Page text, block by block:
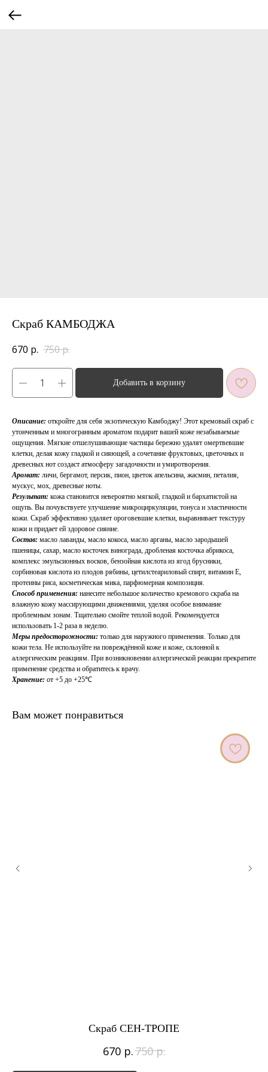
Скраб КАМБОДЖА
670 р. 750р.
Добавить в корзину
Описание: откройте для себя экзотическую Камбоджу! Этот кремовый скраб с
утонченным и многогранным ароматом подарит вашей коже незабываемые
ощущения. Мягкие отшелушивающие частицы бережно удалят омертвевшие
клетки, делая кожу гладкой и сияющей, а сочетание фруктовых, цветочных и
древесных нот создаст атмосферу загадочности и умиротворения.
Аромат: личи, бергамот, персик, пион, цветок апельсина, жасмин, петалия,
мускус, мох, древесные ноты.
Результат: кожа становится невероятно мягкой, гладкой и бархатистой на
ощупь. Вы почувствуете улучшение микроциркуляции, тонуса и эластичности
кожи. Скраб эффективно удаляет ороговевшие клетки, выравнивает текстуру
кожи и придает ей здоровое сияние.
Состав: масло лаванды, масло кокоса, масло арганы, масло зародышей
пшеницы, сахар, масло косточек винограда, дробленая косточка абрикоса,
комплекс эмульсионных восков, бензойная кислота из ягод брусники,
сорбиновая кислота из плодов рябины, цетилстеариловый спирт, витамин Е,
протеины риса, косметическая мика, парфюмерная композиция.
Способ применения: нанесите небольшое количество кремового скраба на
влажную кожу массирующими движениями, уделяя особое внимание
проблемным зонам. Тщательно смойте теплой водой. Рекомендуется
использовать 1-2 раза в неделю.
Меры предосторожности: только для наружного применения. Только для
кожи тела. Не используйте на повреждённой коже и коже, склонной к
аллергическим реакциям. При возникновении аллергической реакции прекратите
применение средства и обратитесь к врачу.
Хранение: от +5 до +25℃
Вам может понравиться
Скраб СЕН-ТРОПЕ
670 р.750 р.